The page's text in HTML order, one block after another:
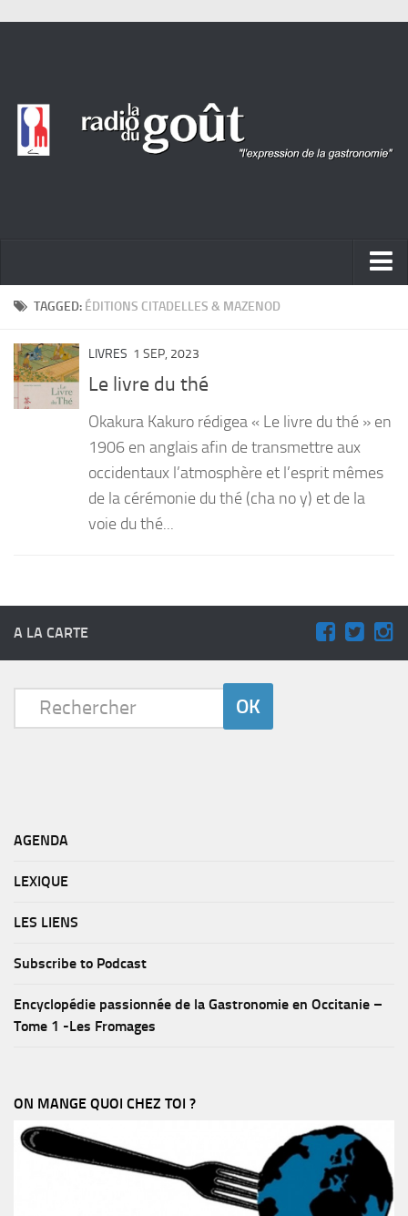
ACTUALITÉ
PORTRAITS
LIVRES
TAGGED: ÉDITIONS CITADELLES & MAZENOD
LIVRES 1 SEP, 2023
Le livre du thé
Okakura Kakuro rédigea « Le livre du thé » en
1906 en anglais afin de transmettre aux
occidentaux l’atmosphère et l’esprit mêmes
de la cérémonie du thé (cha no y) et de la
voie du thé...
A LA CARTE
AGENDA
LEXIQUE
LES LIENS
Subscribe to Podcast
Encyclopédie passionnée de la Gastronomie en Occitanie –
Tome 1 -Les Fromages
ON MANGE QUOI CHEZ TOI ?